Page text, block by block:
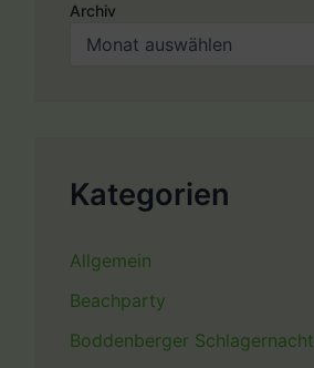
Archiv
Kategorien
Allgemein
Beachparty
Boddenberger Schlagernacht